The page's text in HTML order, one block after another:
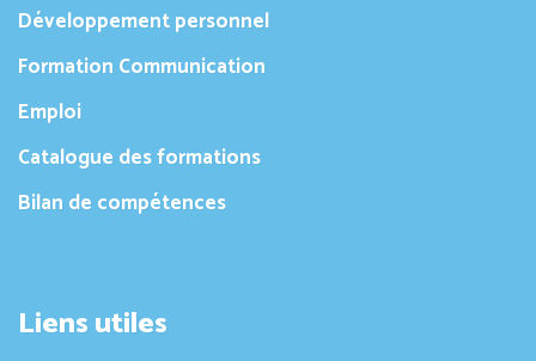
Développement personnel
Formation Communication
Emploi
Catalogue des formations
Bilan de compétences
Liens utiles